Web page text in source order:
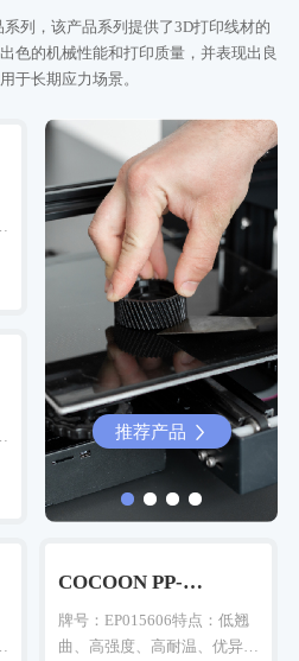
列，该产品系列提供了3D打印线材的
色的机械性能和打印质量，并表现出良
于长期应力场景。
推荐产品 
COCOON PP-
牌号：EP015606特点：低翘
曲、高强度、高耐温、优异耐